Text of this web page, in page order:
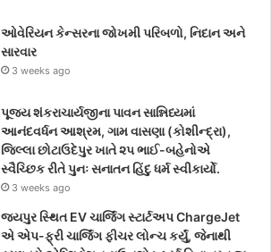
ઓવેરિયન કેન્સરના જોખમી પરિબળો, નિદાન અને
સારવાર
3 weeks ago
પૂજ્ય શંકરાચાર્યજીના પાવન સાન્નિધ્યમાં
આનંદવર્ધન આશ્રમ, ગામ વાસણા (કોશીન્દ્રા),
જિલ્લા છોટાઉદેપુર ખાતે ૨૫ ભાઈ-બહેનોએ
સ્વૈચ્છિક રીતે પુનઃ સનાતન હિંદુ ધર્મ સ્વીકાર્યો.
3 weeks ago
જયપુર સ્થિત EV ચાર્જિંગ સ્ટાર્ટઅપ ChargeJet
એ એપ-ફ્રી ચાર્જિંગ ફીચર લોન્ચ કર્યું, જેનાથી